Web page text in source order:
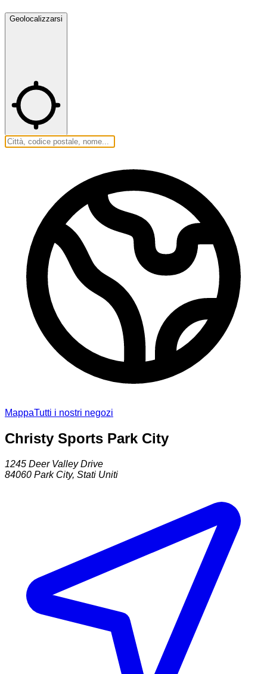
Geolocalizzarsi
MappaTutti i nostri negozi
Christy Sports Park City
1245 Deer Valley Drive
84060 Park City, Stati Uniti